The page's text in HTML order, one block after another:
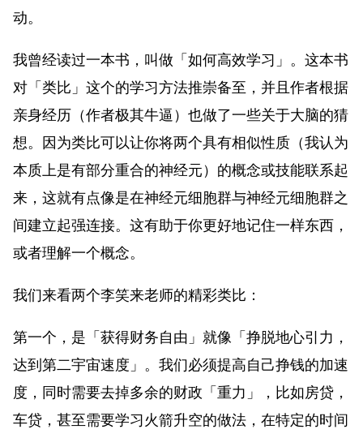
动。
我曾经读过一本书，叫做「 如何高效学习 」。这本书
对「类比」这个的学习方法推崇备至，并且作者根据
亲身经历（作者极其牛逼）也做了一些关于大脑的猜
想。因为类比可以让你将两个具有相似性质（我认为
本质上是有部分重合的神经元）的概念或技能联系起
来，这就有点像是在神经元细胞群与神经元细胞群之
间建立起强连接。这有助于你更好地记住一样东西，
或者理解一个概念。
我们来看两个李笑来老师的精彩类比：
第一个，是「获得财务自由」就像「挣脱地心引力，
达到第二宇宙速度」。我们必须提高自己挣钱的加速
度，同时需要去掉多余的财政「重力」，比如房贷，
车贷，甚至需要学习火箭升空的做法，在特定的时间